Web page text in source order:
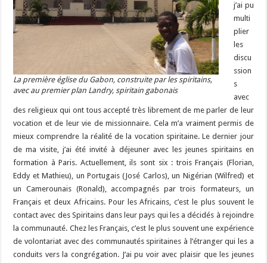
La première église du Gabon, construite par les spiritains,
avec au premier plan Landry, spiritain gabonais
j’ai pu
multi
plier
les
discu
ssion
s
avec
des religieux qui ont tous accepté très librement de me parler de leur
vocation et de leur vie de missionnaire. Cela m’a vraiment permis de
mieux comprendre la réalité de la vocation spiritaine. Le dernier jour
de ma visite, j’ai été invité à déjeuner avec les jeunes spiritains en
formation à Paris. Actuellement, ils sont six : trois Français (Florian,
Eddy et Mathieu), un Portugais (José Carlos), un Nigérian (Wilfred) et
un Camerounais (Ronald), accompagnés par trois formateurs, un
Français et deux Africains. Pour les Africains, c’est le plus souvent le
contact avec des Spiritains dans leur pays qui les a décidés à rejoindre
la communauté. Chez les Français, c’est le plus souvent une expérience
de volontariat avec des communautés spiritaines à l’étranger qui les a
conduits vers la congrégation. J’ai pu voir avec plaisir que les jeunes